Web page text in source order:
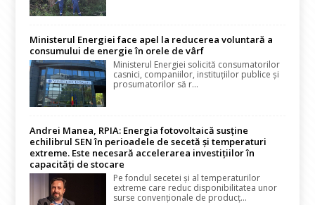
Ministerul Energiei face apel la reducerea voluntară a
consumului de energie în orele de vârf
Ministerul Energiei solicită consumatorilor
casnici, companiilor, instituțiilor publice și
prosumatorilor să r...
Andrei Manea, RPIA: Energia fotovoltaică susține
echilibrul SEN în perioadele de secetă și temperaturi
extreme. Este necesară accelerarea investițiilor în
capacități de stocare
Pe fondul secetei și al temperaturilor
extreme care reduc disponibilitatea unor
surse convenționale de producț...